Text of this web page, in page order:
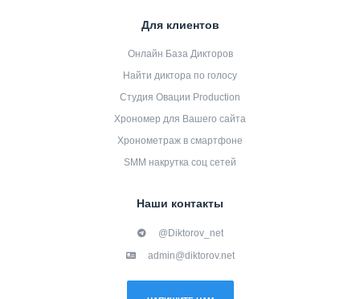
Для клиентов
Онлайн База Дикторов
Найти диктора по голосу
Студия Овации Production
Хрономер для Вашего сайта
Хронометраж в смартфоне
SMM накрутка соц сетей
Наши контакты
@Diktorov_net
admin@diktorov.net